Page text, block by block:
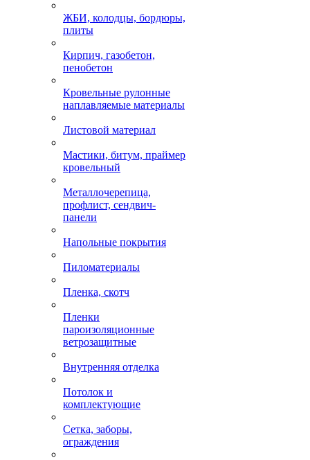
ЖБИ, колодцы, бордюры,
плиты
Кирпич, газобетон,
пенобетон
Кровельные рулонные
наплавляемые материалы
Листовой материал
Мастики, битум, праймер
кровельный
Металлочерепица,
профлист, сендвич-
панели
Напольные покрытия
Пиломатериалы
Пленка, скотч
Пленки
пароизоляционные
ветрозащитные
Внутренняя отделка
Потолок и
комплектующие
Сетка, заборы,
ограждения